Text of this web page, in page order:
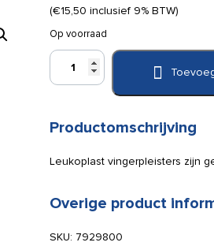
(€15,50 inclusief 9% BTW)
Op voorraad
Leukoplast
vingertoppleisters
50
aantal
Productomschrijving
Leukoplast vingerpleisters zijn
Overige product
SKU: 7929800